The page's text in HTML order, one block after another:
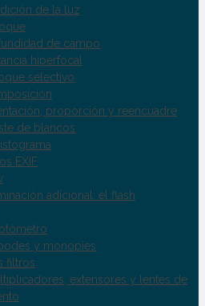
de la luz
de campo
hiperfocal
selectivo
proporción y reencuadre
de blancos
EXIF
adicional: el flash
y monopies
filtros
extensores y lentes de